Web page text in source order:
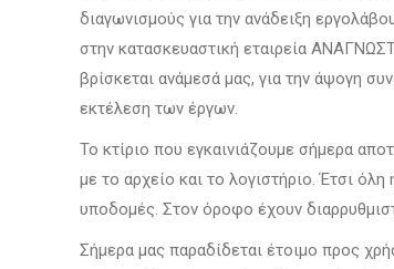
διαγωνισμούς για την ανάδειξη
στην κατασκευαστική εταιρεία
βρίσκεται ανάμεσά μας, για την άψογη
εκτέλεση των έργων.
Το κτίριο που εγκαινιάζουμε σήμερα
με το αρχείο και το λογιστήριο. Έτσι
υποδομές. Στον όροφο έχουν
Σήμερα μας παραδίδεται έτοιμο προς